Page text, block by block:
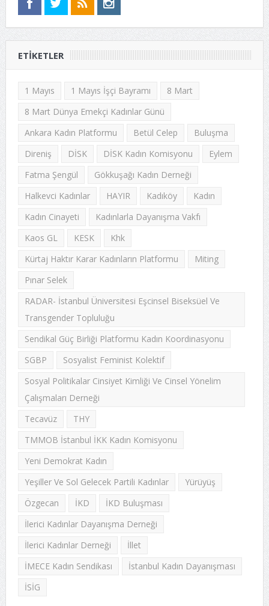
ETIKETLER
1 Mayıs 1 Mayıs İşçi Bayramı
8 Mart
8 Mart Dünya Emekçi Kadınlar Günü
Ankara Kadın Platformu
Betül Celep
Buluşma
Direniş
DİSK DİSK Kadın Komisyonu
Eylem
Fatma Şengül
Gökkuşağı Kadın Derneği
Halkevci Kadınlar
HAYIR Kadıköy
Kadın
Kadın Cinayeti
Kadınlarla Dayanışma Vakfı
Kaos GL
KESK
Khk
Kürtaj Haktır Karar Kadınların Platformu
Miting
Pınar Selek
RADAR- İstanbul Üniversitesi Eşcinsel Biseksüel Ve
Transgender Topluluğu
Sendikal Güç Birliği Platformu Kadın Koordinasyonu
SGBP
Sosyalist Feminist Kolektif
Sosyal Politikalar Cinsiyet Kimliği Ve Cinsel Yönelim
Çalışmaları Derneği
Tecavüz
THY
TMMOB İstanbul İKK Kadın Komisyonu
Yeni Demokrat Kadın
Yeşiller Ve Sol Gelecek Partili Kadınlar
Yürüyüş
Özgecan
İKD
İKD Buluşması
İlerici Kadınlar Dayanışma Derneği
İlerici Kadınlar Derneği
İllet
İMECE Kadın Sendikası
İstanbul Kadın Dayanışması
İSİG